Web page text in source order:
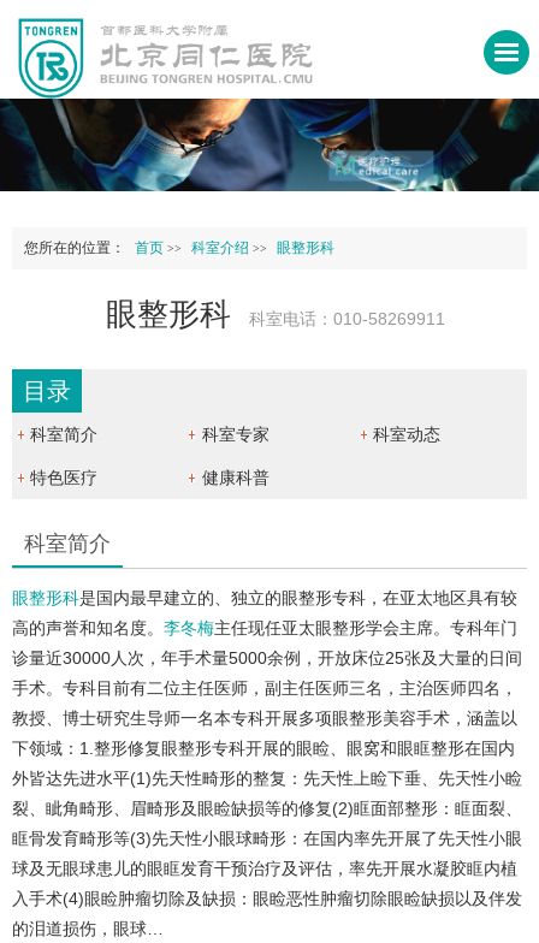
您所在的位置： 首页 >> 科室介绍 >> 眼整形科
眼整形科 科室电话：010-58269911
目录
科室简介 科室专家 科室动态
特色医疗 健康科普
科室简介
眼整形科是国内最早建立的、独立的眼整形专科，在亚太地区具有较
高的声誉和知名度。 李冬梅主任现任亚太眼整形学会主席。专科年门
诊量近30000人次，年手术量5000余例，开放床位25张及大量的日间
手术。专科目前有二位主任医师，副主任医师三名，主治医师四名，
教授、博士研究生导师一名本专科开展多项眼整形美容手术，涵盖以
下领域：1.整形修复眼整形专科开展的眼睑、眼窝和眼眶整形在国内
外皆达先进水平(1)先天性畸形的整复：先天性上睑下垂、先天性小睑
裂、眦角畸形、眉畸形及眼睑缺损等的修复(2)眶面部整形：眶面裂、
眶骨发育畸形等(3)先天性小眼球畸形：在国内率先开展了先天性小眼
球及无眼球患儿的眼眶发育干预治疗及评估，率先开展水凝胶眶内植
入手术(4)眼睑肿瘤切除及缺损：眼睑恶性肿瘤切除眼睑缺损以及伴发
的泪道损伤，眼球…